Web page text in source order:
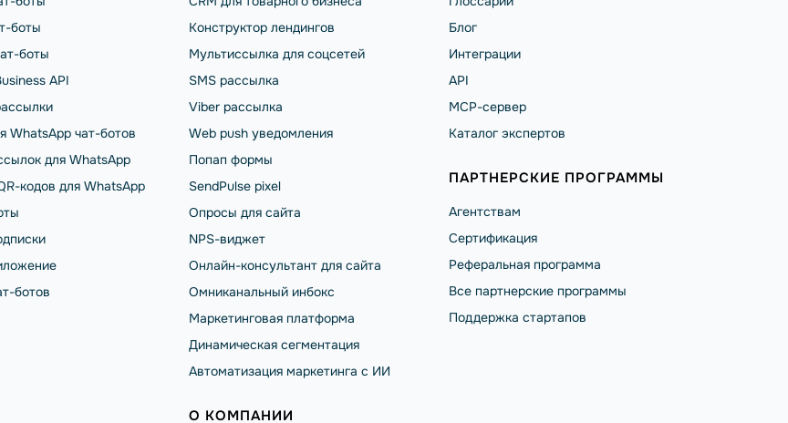
боты
боты
API
WhatsApp чат-ботов
для WhatsApp
кодов для WhatsApp
ботов
Конструктор лендингов
Мультиссылка для соцсетей
SMS рассылка
Viber рассылка
Web push уведомления
Попап формы
SendPulse pixel
Опросы для сайта
NPS-виджет
Онлайн-консультант для сайта
Омниканальный инбокс
Маркетинговая платформа
Динамическая сегментация
Автоматизация маркетинга с ИИ
О КОМПАНИИ
Блог
Интеграции
API
MCP-сервер
Каталог экспертов
ПАРТНЕРСКИЕ ПРОГРАММЫ
Агентствам
Сертификация
Реферальная программа
Все партнерские программы
Поддержка стартапов